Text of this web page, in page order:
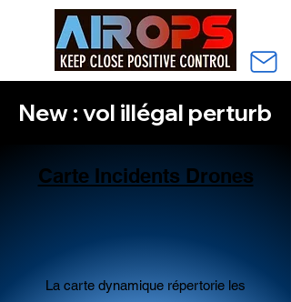
New : vol illégal
Carte Incidents Drones
La carte dynamique répertorie les